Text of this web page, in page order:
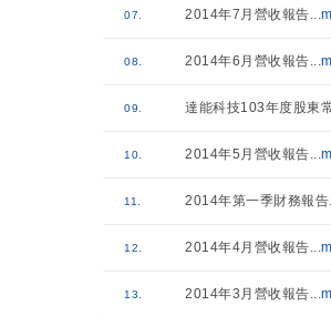
07. 2014年7月營收報告...
08. 2014年6月營收報告...
09. 達能科技103年度股東
10. 2014年5月營收報告...
11. 2014年第一季財務報告
12. 2014年4月營收報告...
13. 2014年3月營收報告...